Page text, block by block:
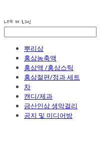
LOG IN 로그인
뿌리삼
홍삼농축액
홍삼액 /홍삼스틱
홍삼절편/정과 세트
차
캔디/제과
금산인삼 생막걸리
공지 및 미디어방